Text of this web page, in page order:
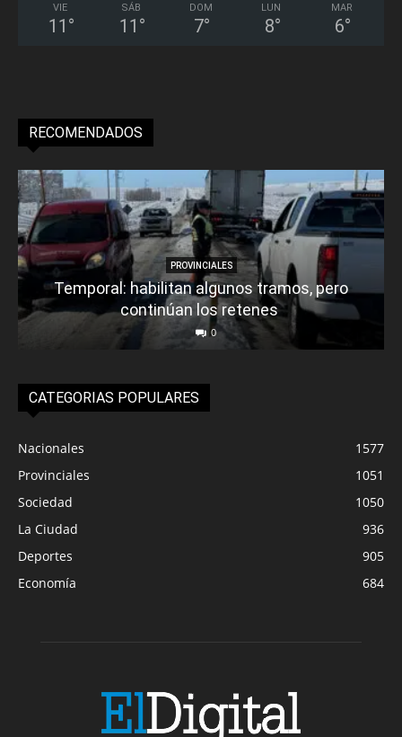
VIE
11 °
SÁB
11 °
DOM
7°
LUN
8°
MAR
6°
RECOMENDADOS
PROVINCIALES
Temporal: habilitan algunos tramos, pero
continúan los retenes
0
CATEGORIAS POPULARES
Nacionales
1577
Provinciales
1051
Sociedad
1050
La Ciudad
936
Deportes
905
Economía
684